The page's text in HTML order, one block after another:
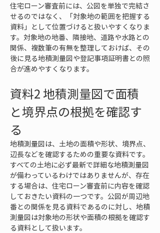
住宅ローン審査前には、公図を単独で完結さ
せるのではなく、「対象地の範囲を把握する
資料」として位置づけると扱いやすくなりま
す。対象地の地番、隣接地、道路や水路との
関係、複数筆の有無を整理しておけば、その
後に見る地積測量図や登記事項証明書との照
合が進めやすくなります。
資料2 地積測量図で面積
と境界点の根拠を確認す
る
地積測量図は、土地の面積や形状、境界点、
辺長などを確認するための重要な資料です。
すべての土地に必ず最新で詳細な地積測量図
が備わっているわけではありませんが、存在
する場合は、住宅ローン審査前に内容を確認
しておきたい資料の一つです。公図が周辺地
番との関係を見る資料であるのに対し、地積
測量図は対象地の形状や面積の根拠を確認す
る資料として扱います。